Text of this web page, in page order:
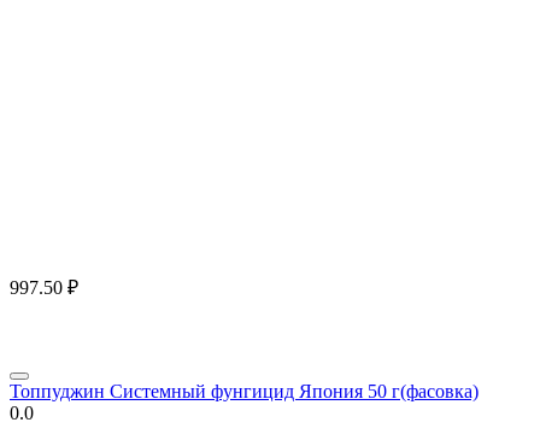
997.50 ₽
Топпуджин Системный фунгицид Япония 50 г(фасовка)
0.0